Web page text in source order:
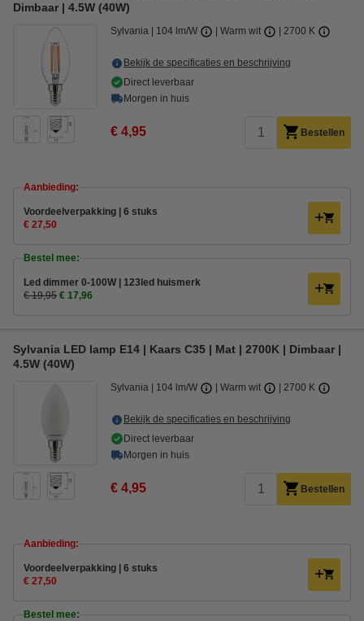
Dimbaar | 4.5W (40W)
Sylvania 104 lm/W Warm wit 2700 K
Bekijk de specificaties en beschrijving
Direct leverbaar
Morgen in huis
€ 4,95 Bestellen
Aanbieding:
Voordeelverpakking | 6 stuks
€ 27,50
Bestel mee:
Led dimmer 0-100W | 123led huismerk
€ 19,95 € 17,96
Sylvania LED lamp E14 | Kaars C35 | Mat | 2700K | Dimbaar |
4.5W (40W)
Sylvania 104 lm/W Warm wit 2700 K
Bekijk de specificaties en beschrijving
Direct leverbaar
Morgen in huis
€ 4,95 Bestellen
Aanbieding:
Voordeelverpakking | 6 stuks
€ 27,50
Bestel mee: